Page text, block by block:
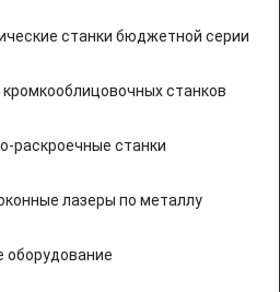
станки бюджетной серии
кромкооблицовочных станков
раскроечные станки
лазеры по металлу
оборудование